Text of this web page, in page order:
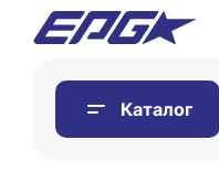
Каталог